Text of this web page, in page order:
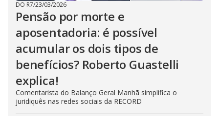
DO R7/23/03/2026
Pensão por morte e
aposentadoria: é possível
acumular os dois tipos de
benefícios? Roberto Guastelli
explica!
Comentarista do Balanço Geral Manhã simplifica o
juridiquês nas redes sociais da RECORD